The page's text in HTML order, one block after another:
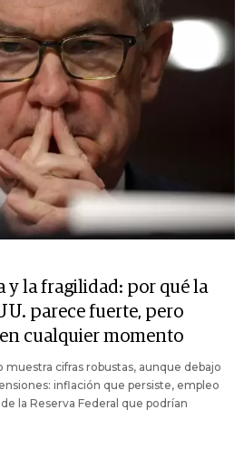
y la fragilidad: por qué la
parece fuerte, pero
cualquier momento
cifras robustas, aunque debajo
inflación que persiste, empleo
la Reserva Federal que podrían